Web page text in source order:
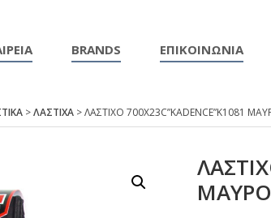
BRANDS ΕΠΙΚΟΙΝΩΝΙΑ
>ΛΑΣΤΙΧΑ> ΛΑΣΤΙΧΟ 700Χ23C”ΚΑDΕΝCΕ”Κ1081